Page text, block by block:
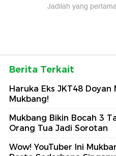
Jadilah yang
Berita Terkait
Haruka Eks JKT48 Doyan
Mukbang!
Mukbang Bikin Bocah 3
Orang Tua Jadi Sorotan
Wow! YouTuber Ini